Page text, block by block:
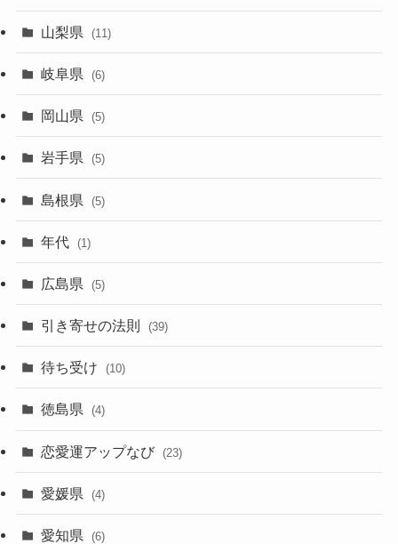
山梨県 (11)
岐阜県 (6)
岡山県 (5)
岩手県 (5)
島根県 (5)
年代 (1)
広島県 (5)
引き寄せの法則 (39)
待ち受け (10)
徳島県 (4)
恋愛運アップなび (23)
愛媛県 (4)
愛知県 (6)